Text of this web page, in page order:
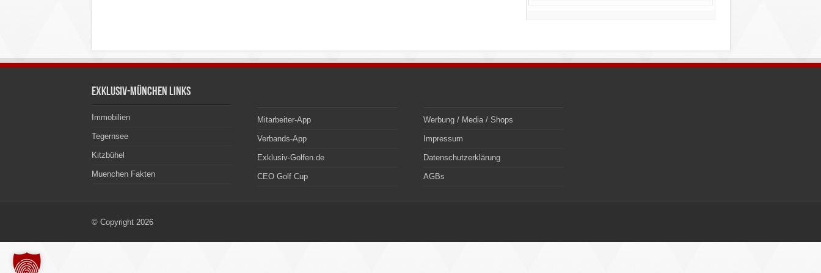
Exklusiv-München Links
Immobilien
Tegernsee
Kitzbühel
Muenchen Fakten
Mitarbeiter-App
Verbands-App
Exklusiv-Golfen.de
CEO Golf Cup
Werbung / Media / Shops
Impressum
Datenschutzerklärung
AGBs
© Copyright 2026